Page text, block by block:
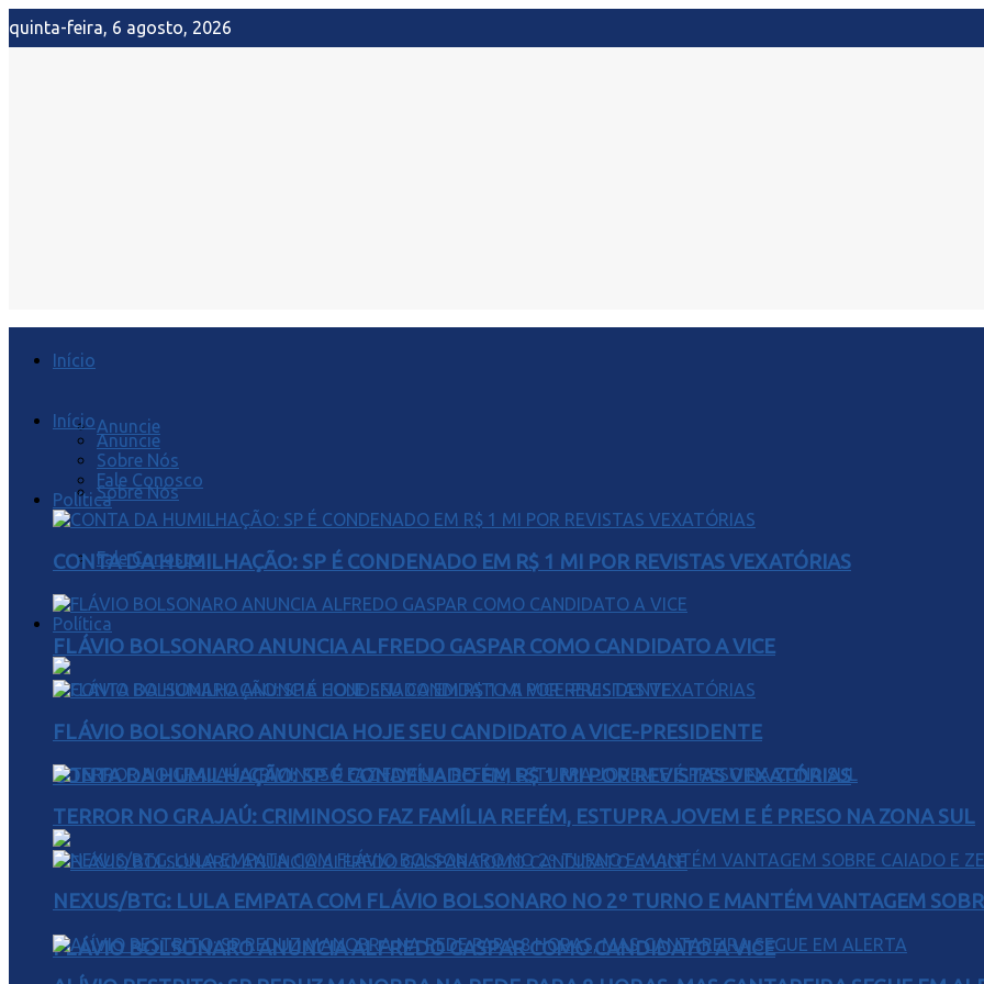
quinta-feira, 6 agosto, 2026
Início
Anuncie
Sobre Nós
Fale Conosco
Política
CONTA DA HUMILHAÇÃO: SP É CONDENADO EM R$ 1 MI POR REVISTAS VEXATÓRIAS
FLÁVIO BOLSONARO ANUNCIA ALFREDO GASPAR COMO CANDIDATO A VICE
Início
Anuncie
Sobre Nós
Fale Conosco
Política
CONTA DA HUMILHAÇÃO: SP É CONDENADO EM R$ 1 MI POR REVISTAS VEXATÓRIAS
FLÁVIO BOLSONARO ANUNCIA ALFREDO GASPAR COMO CANDIDATO A VICE
FLÁVIO BOLSONARO ANUNCIA HOJE SEU CANDIDATO A VICE-PRESIDENTE
TERROR NO GRAJAÚ: CRIMINOSO FAZ FAMÍLIA REFÉM, ESTUPRA JOVEM E É PRESO NA ZONA SUL
NEXUS/BTG: LULA EMPATA COM FLÁVIO BOLSONARO NO 2º TURNO E MANTÉM VANTAGEM